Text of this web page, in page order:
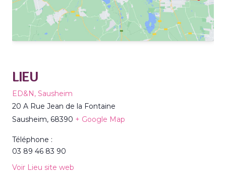
LIEU
ED&N, Sausheim
20 A Rue Jean de la Fontaine
Sausheim, 68390 + Google Map
Téléphone :
03 89 46 83 90
Voir Lieu site web